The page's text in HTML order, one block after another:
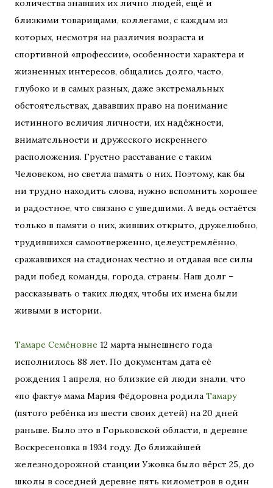
количества знавших их лично людей, ещё и
близкими товарищами, коллегами, с каждым из
которых, несмотря на различия возраста и
спортивной «профессии», особенности характера и
жизненных интересов, общались долго, часто,
глубоко и в самых разных, даже экстремальных
обстоятельствах, дававших право на понимание
истинного величия личности, их надёжности,
внимательности и дружеского искреннего
расположения. Грустно расставание с таким
Человеком, но светла память о них. Поэтому, как бы
ни трудно находить слова, нужно вспомнить хорошее
и радостное, что связано с ушедшими. А ведь остаётся
только в памяти о них, живших открыто, дружелюбно,
трудившихся самоотверженно, целеустремлённо,
сражавшихся на стадионах честно и отдавая все силы
ради побед команды, города, страны. Наш долг –
рассказывать о таких людях, чтобы их имена были
живыми в истории.
Тамаре Семёновне 12 марта нынешнего года
исполнилось 88 лет. По документам дата её
рождения 1 апреля, но близкие ей люди знали, что
«по факту» мама Мария Фёдоровна родила Тамару
(пятого ребёнка из шести своих детей) на 20 дней
раньше. Было это в Горьковской области, в деревне
Воскресеновка в 1934 году. До ближайшей
железнодорожной станции Ужовка было вёрст 25, до
школы в соседней деревне пять километров в один